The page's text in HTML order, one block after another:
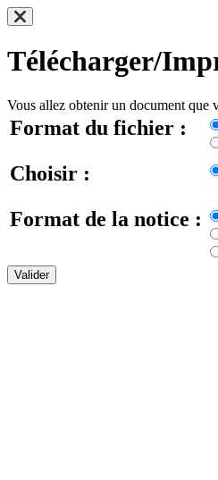
Télécharger/
Vous allez obtenir un document que
Format du fichier :
Choisir :
Format de la notice :